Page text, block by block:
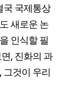
국 국제통상
새로운 논
인식할 필
, 진화의 과
것이 우리